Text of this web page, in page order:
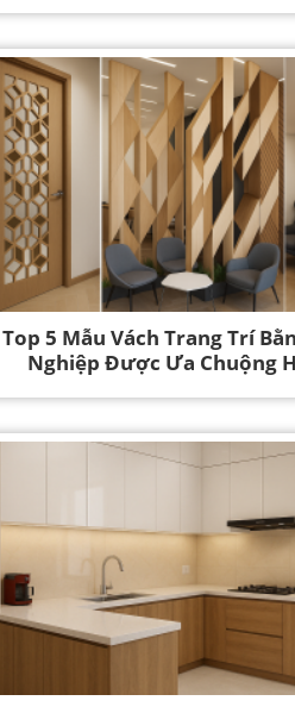
Top 5 Mẫu Vách Trang Trí
Nghiệp Được Ưa Chuộng